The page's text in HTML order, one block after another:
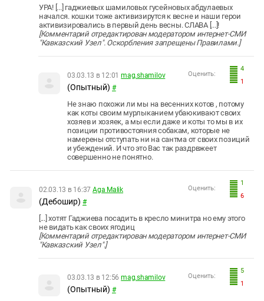
УРА! [...] гаджиевых шамиловых гусейновых абдулаевых
начался. кошки тоже активизирутся к весне и наши герои
активизировались в первый день весны. СЛАВА [...]!
[Комментарий отредактирован модератором интернет-СМИ
"Кавказский Узел". Оскорбления запрещены Правилами.]
4
1
Оценить:
03.03.13 в 12:01 mag.shamilov
(Опытный) #
Не знаю похожи ли мы на весенних котов , потому
как коты своим мурлыканием убаюкивают своих
хозяев и хозяек, а мы если даже и коты то мы в их
позиции противостояния собакам, которые не
намерены отступать ни на сантма от своих позиций
и убеждений. И что это Вас так раздрвжеет
совершенно не понятно.
1
6
Оценить:
02.03.13 в 16:37 Aga Malik
(Дебошир) #
[...] хотят Гаджиева посадить в кресло минитра но ему этого
не видать как своих ягодиц
[Комментарий отредактирован модератором интернет-СМИ
"Кавказский Узел".]
5
1
Оценить:
03.03.13 в 12:56 mag.shamilov
(Опытный) #